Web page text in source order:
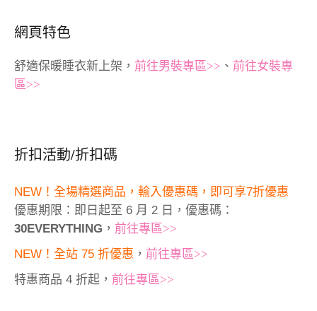
網頁特色
舒適保暖睡衣新上架， 前往男裝專區>> 、 前往女裝專
區>>
折扣活動/折扣碼
NEW！全場精選商品，輸入優惠碼，即可享7折優惠
優惠期限：即日起至 6 月 2 日，優惠碼：
30EVERYTHING ， 前往專區>>
NEW！全站 75 折優惠 ， 前往專區>>
特惠商品 4 折起， 前往專區>>